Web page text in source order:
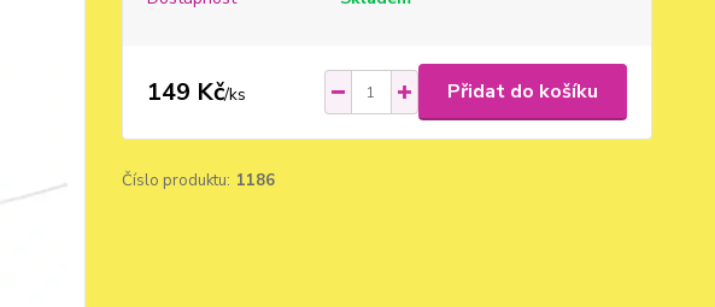
149 Kč/ks Přidat do košíku
Číslo produktu: 1186